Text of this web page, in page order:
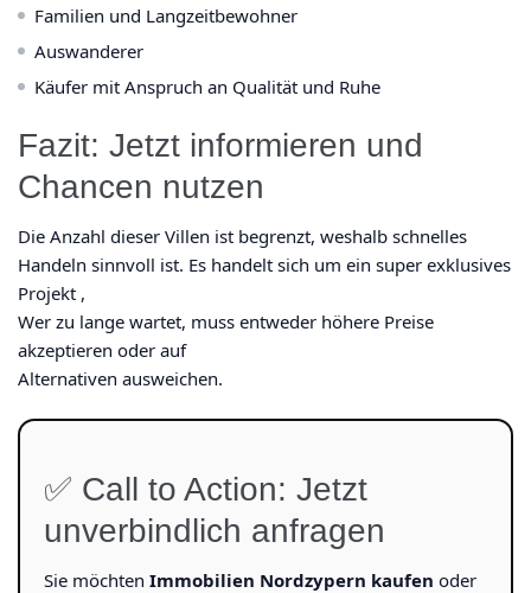
Familien und Langzeitbewohner
Auswanderer
Käufer mit Anspruch an Qualität und Ruhe
Fazit: Jetzt informieren und
Chancen nutzen
Die Anzahl dieser Villen ist begrenzt, weshalb schnelles
Handeln sinnvoll ist. Es handelt sich um ein super exklusives
Projekt ,
Wer zu lange wartet, muss entweder höhere Preise
akzeptieren oder auf
Alternativen ausweichen.
✅ Call to Action: Jetzt
unverbindlich anfragen
Sie möchten Immobilien Nordzypern kaufen oder